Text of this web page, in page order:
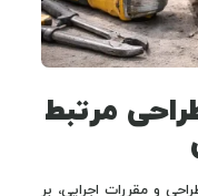
مرتبط
و مقررات اجرایی، بر